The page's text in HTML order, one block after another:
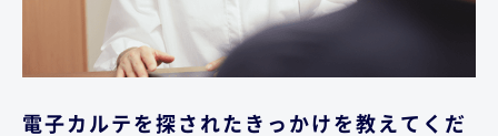
電子カルテを探されたきっかけを教えてくだ